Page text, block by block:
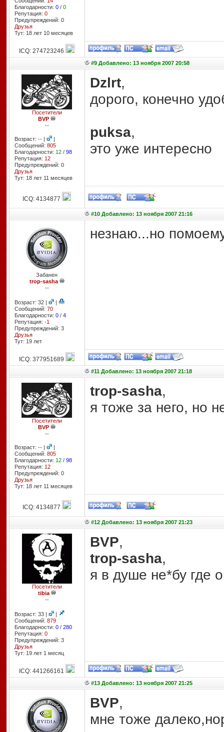
Благодарности: 0/ 0
Репутация: 0
Предупреждений: 0
Друзья
Тут: 18 лет 10 месяцев
ICQ: 274723246
#9 Добавлено: 13 ноября 2007 20:58
Посетители
BVP
--
Возраст: -- |
|
Сообщений: 805
Благодарности: 12/ 98
Репутация: 12
Предупреждений: 0
Друзья
Тут: 18 лет 11 месяцев
Dzlrt,
дорого, конечно
puksa,
это уже интересно
ICQ: 4134877
#10 Добавлено: 13 ноября 2007 21:16
Забанен
trop-sasha
--
Возраст: 32 |
|
Сообщений: 70
Благодарности: 0/ 4
Репутация: -1
Предупреждений: 3
Друзья
Тут: 19 лет
незнаю...но
ICQ: 377951689
#11 Добавлено: 13 ноября 2007 21:18
Посетители
BVP
--
Возраст: -- |
|
Сообщений: 805
Благодарности: 12/ 98
Репутация: 12
Предупреждений: 0
Друзья
Тут: 18 лет 11 месяцев
trop-sasha,
я тоже за него, но
ICQ: 4134877
#12 Добавлено: 13 ноября 2007 21:23
Посетители
tibia
--
Возраст: 33 |
|
Сообщений: 879
Благодарности: 0/ 280
Репутация: 0
Предупреждений: 3
Друзья
Тут: 19 лет 1 месяц
BVP,
trop-sasha,
я в душе не*бу где
ICQ: 441266161
#13 Добавлено: 13 ноября 2007 21:25
BVP,
мне тоже